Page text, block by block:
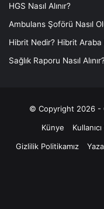
HGS Nasıl Alınır?
Ambulans Şoförü Nasıl
Hibrit Nedir? Hibrit Araba
Sağlık Raporu Nasıl
© Copyright 2026 -
Künye
Gizlilik Politikamız